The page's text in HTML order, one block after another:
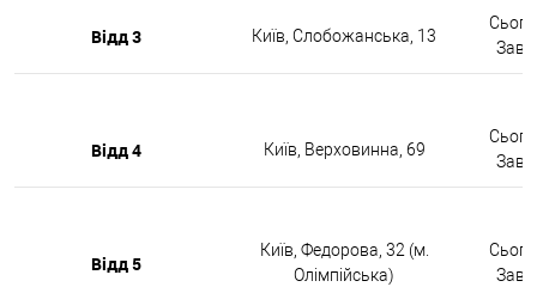
Відд 3 Київ, Слобожанська, 13
Відд 4 Київ, Верховинна, 69
Відд 5
Київ, Федорова, 32 (м.
Олімпійська)